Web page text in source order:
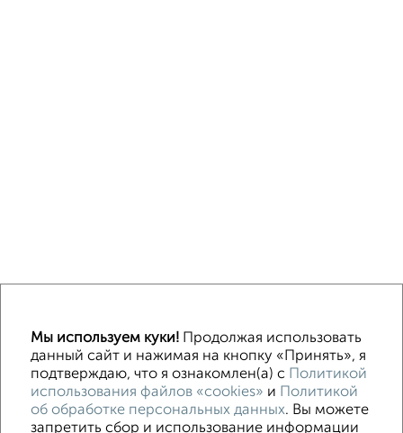
ИЖС СНТ В черте города
Контакты
Политика конфиденциальности
Пользовательское соглашение
Ульяновск, улица Тельмана 42
Мы используем куки! Продолжая использовать
данный сайт и нажимая на кнопку «Принять», я
подтверждаю, что я ознакомлен(а) с Политикой
использования файлов «cookies» и Политикой
об обработке персональных данных. Вы можете
запретить сбор и использование информации